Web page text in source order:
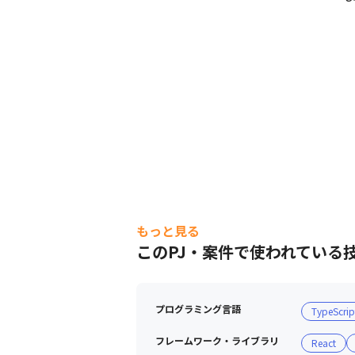
もっと見る
このPJ・案件で使われている
プログラミング言語
フレームワーク・ライブラリ React